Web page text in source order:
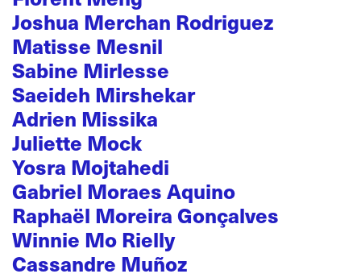
Joshua Merchan Rodriguez
Matisse Mesnil
Sabine Mirlesse
Saeideh Mirshekar
Adrien Missika
Juliette Mock
Yosra Mojtahedi
Gabriel Moraes Aquino
Raphaël Moreira Gonçalves
Winnie Mo Rielly
Cassandre Muñoz